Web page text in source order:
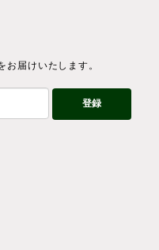
届けいたします。
登録